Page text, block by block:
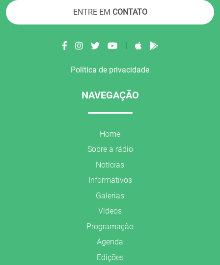
ENTRE EM CONTATO
|
Política de privacidade
NAVEGAÇÃO
Home
Sobre a rádio
Notícias
Informativos
Galerias
Vídeos
Programação
Agenda
Edições